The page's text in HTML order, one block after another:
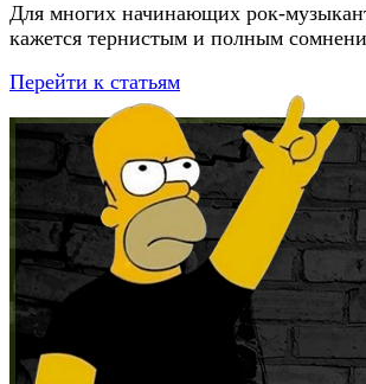
Для многих начинающих рок-
кажется тернистым и полным
Перейти к статьям